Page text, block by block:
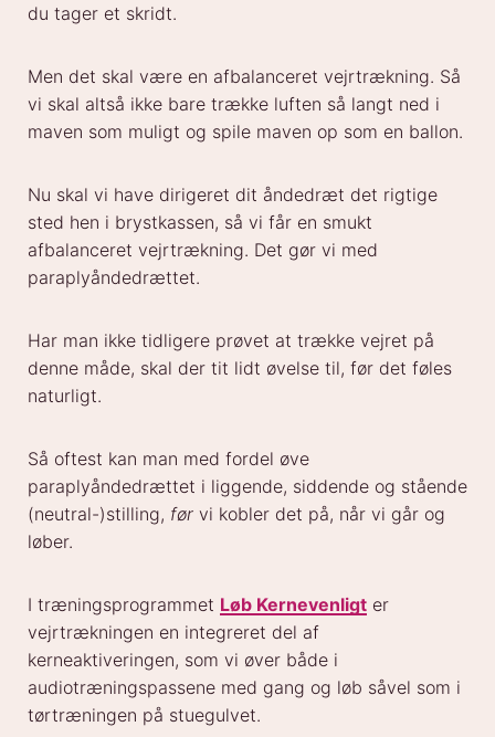
du tager et skridt.
Men det skal være en afbalanceret vejrtrækning. Så
vi skal altså ikke bare trække luften så langt ned i
maven som muligt og spile maven op som en ballon.
Nu skal vi have dirigeret dit åndedræt det rigtige
sted hen i brystkassen, så vi får en smukt
afbalanceret vejrtrækning. Det gør vi med
paraplyåndedrættet.
Har man ikke tidligere prøvet at trække vejret på
denne måde, skal der tit lidt øvelse til, før det føles
naturligt.
Så oftest kan man med fordel øve
paraplyåndedrættet i liggende, siddende og stående
(neutral-)stilling, før vi kobler det på, når vi går og
løber.
I træningsprogrammet Løb Kernevenligt er
vejrtrækningen en integreret del af
kerneaktiveringen, som vi øver både i
audiotræningspassene med gang og løb såvel som i
tørtræningen på stuegulvet.